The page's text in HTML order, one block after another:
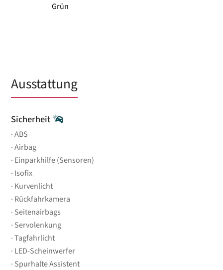
Grün
Ausstattung
Sicherheit
ABS
Airbag
Einparkhilfe (Sensoren)
Isofix
Kurvenlicht
Rückfahrkamera
Seitenairbags
Servolenkung
Tagfahrlicht
LED-Scheinwerfer
Spurhalte Assistent